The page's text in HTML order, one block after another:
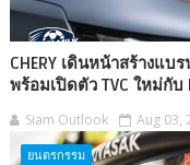
CHERY เดินหน้าสร้างแ
พร้อมเปิดตัว TVC ใหม่กั
Siam Outlook Aug 03,
ยนตรกรรม